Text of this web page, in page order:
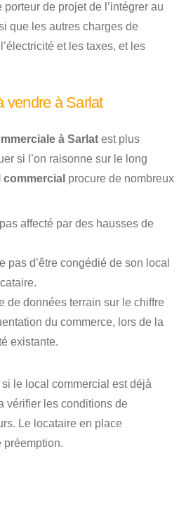
de projet de l’intégrer au
que les autres charges de
et les taxes, et les
vendre à Sarlat
à Sarlat est plus
si l’on raisonne sur le long
commercial procure de nombreux
affecté par des hausses de
pas d’être congédié de son local
de données terrain sur le chiffre
du commerce, lors de la
existante.
le local commercial est déjà
vérifier les conditions de
Le locataire en place
préemption.